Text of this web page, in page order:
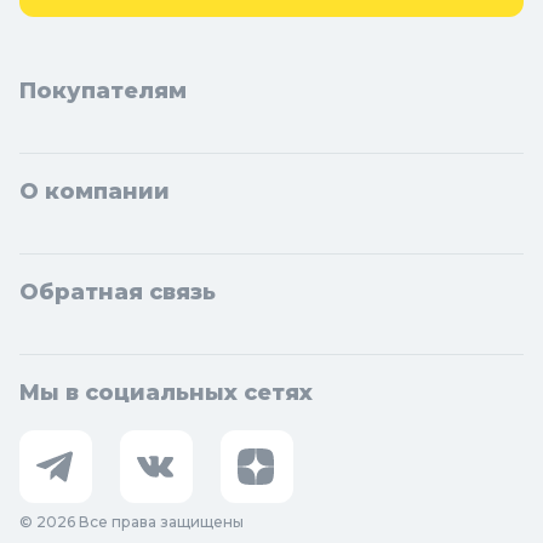
Покупателям
О компании
Обратная связь
Мы в социальных сетях
© 2026 Все права защищены